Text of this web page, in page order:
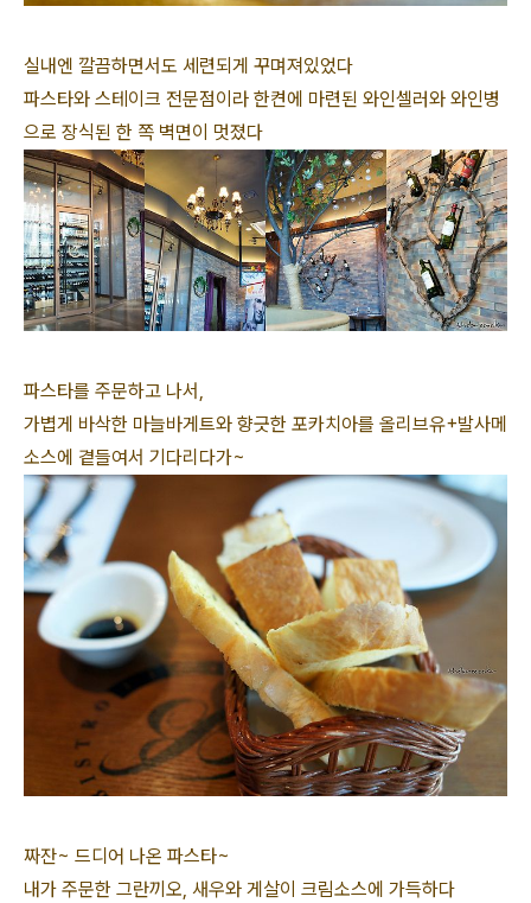
실내엔 깔끔하면서도 세련되게 꾸며져있었다
파스타와 스테이크 전문점이라 한켠에 마련된 와인셀러와 와인병
으로 장식된 한 쪽 벽면이 멋졌다
파스타를 주문하고 나서,
가볍게 바삭한 마늘바게트와 향긋한 포카치아를 올리브유+발사메
소스에 곁들여서 기다리다가~
짜잔~ 드디어 나온 파스타~
내가 주문한 그란끼오, 새우와 게살이 크림소스에 가득하다